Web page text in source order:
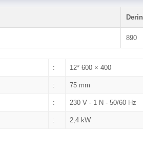
890
: 12* 600 × 400
: 75 mm
: 230 V - 1 N - 50/60 Hz
: 2,4 kW